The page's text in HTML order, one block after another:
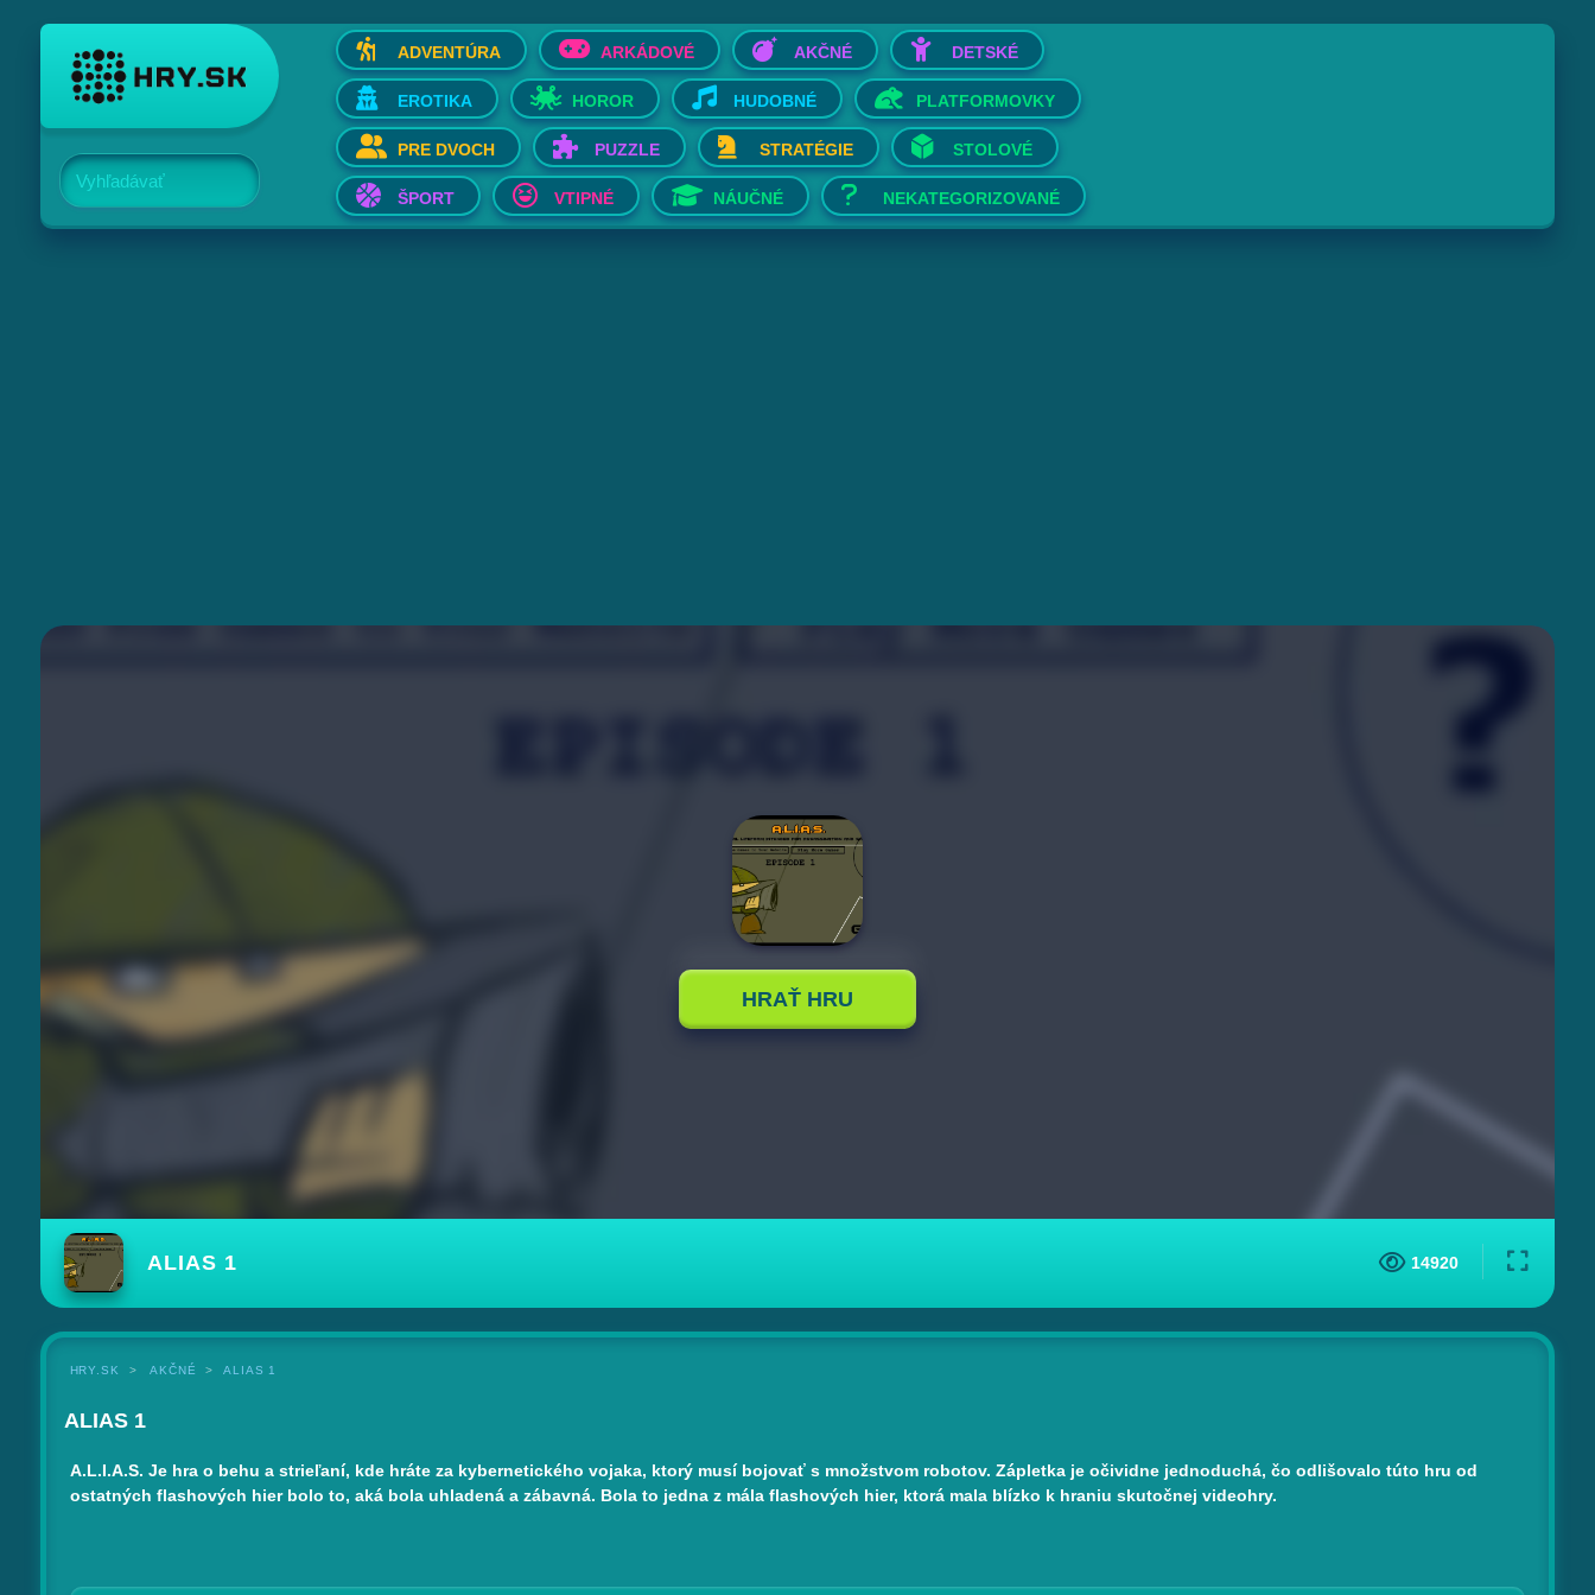
Vyhľadávať
ADVENTÚRA ARKÁDOVÉ AKČNÉ DETSKÉ
EROTIKA HOROR HUDOBNÉ PLATFORMOVKY
PRE DVOCH PUZZLE STRATÉGIE STOLOVÉ
ŠPORT VTIPNÉ NÁUČNÉ NEKATEGORIZOVANÉ
HRAŤ HRU
ALIAS 1 14920
HRY.SK AKČNÉ ALIAS 1
ALIAS 1
A.L.I.A.S. Je hra o behu a strieľaní, kde hráte za kybernetického vojaka, ktorý musí bojovať s množstvom robotov. Zápletka je očividne jednoduchá, čo odlišovalo túto hru od
ostatných flashových hier bolo to, aká bola uhladená a zábavná. Bola to jedna z mála flashových hier, ktorá mala blízko k hraniu skutočnej videohry.